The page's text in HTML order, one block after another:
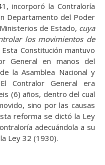
incorporó la Contraloría
Departamento del Poder
de Estado, cuya
los movimientos de
Constitución mantuvo
General en manos del
la Asamblea Nacional y
Contralor General era
(6) años, dentro del cual
sino por las causas
reforma se dictó la Ley
adecuándola a su
Ley 32 (1930).